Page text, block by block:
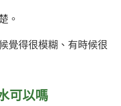
。
覺得很模糊、有時候很
可以嗎